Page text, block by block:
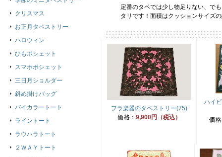
定番のタペでは少し物足りない、で
タリです！面積はクッションサイズ
フラ楽器のタペストリー(75)
価格： 9,900円（税込）
ハイ
価
クリスマス
お正月タペストリー
ハロウィン
ひもポシェット
スマホポシェット
三日月ショルダー
斜め掛けバッグ
バイカラートート
ライントート
ラウハラトート
２ＷＡＹトート